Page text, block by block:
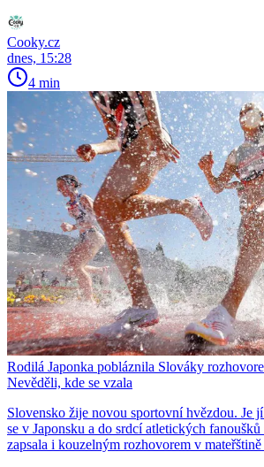
Cooky.cz
dnes, 15:28
4 min
Rodilá Japonka pobláznila Slováky
Nevěděli, kde se vzala
Slovensko žije novou sportovní hvězdou. Je
se v Japonsku a do srdcí atletických
zapsala i kouzelným rozhovorem v mateřštině